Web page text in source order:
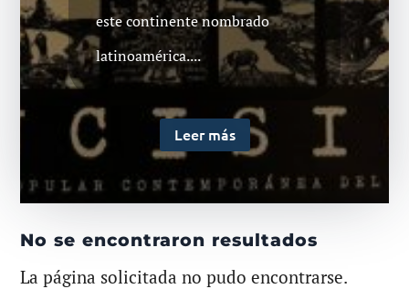
este continente nombrado
latinoamérica....
Leer más
No se encontraron resultados
La página solicitada no pudo encontrarse.